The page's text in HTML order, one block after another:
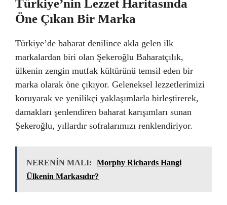
Türkiye’nin Lezzet Haritasında
Öne Çıkan Bir Marka
Türkiye’de baharat denilince akla gelen ilk
markalardan biri olan Şekeroğlu Baharatçılık,
ülkenin zengin mutfak kültürünü temsil eden bir
marka olarak öne çıkıyor. Geleneksel lezzetlerimizi
koruyarak ve yenilikçi yaklaşımlarla birleştirerek,
damakları şenlendiren baharat karışımları sunan
Şekeroğlu, yıllardır sofralarımızı renklendiriyor.
NERENİN MALI:
Morphy Richards Hangi
Ülkenin Markasıdır?